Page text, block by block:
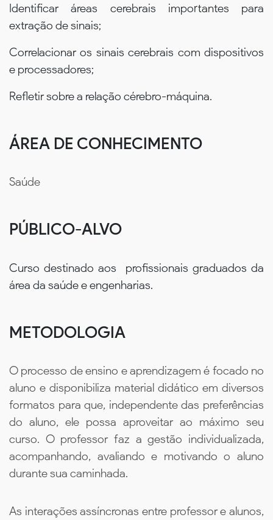
Identificar áreas cerebrais importantes para
extração de sinais;
Correlacionar os sinais cerebrais com dispositivos
e processadores;
Refletir sobre a relação cérebro-máquina.
ÁREA DE CONHECIMENTO
Saúde
PÚBLICO-ALVO
Curso destinado aos profissionais graduados da
área da saúde e engenharias.
METODOLOGIA
O processo de ensino e aprendizagem é focado no
aluno e disponibiliza material didático em diversos
formatos para que, independente das preferências
do aluno, ele possa aproveitar ao máximo seu
curso. O professor faz a gestão individualizada,
acompanhando, avaliando e motivando o aluno
durante sua caminhada.
As interações assíncronas entre professor e alunos,